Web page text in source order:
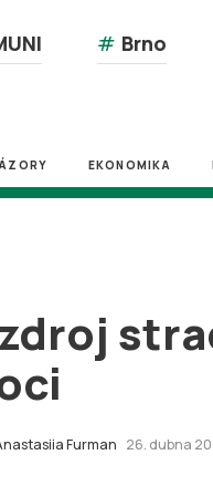
# Brno
EKONOMIKA
Furman 26. dubna